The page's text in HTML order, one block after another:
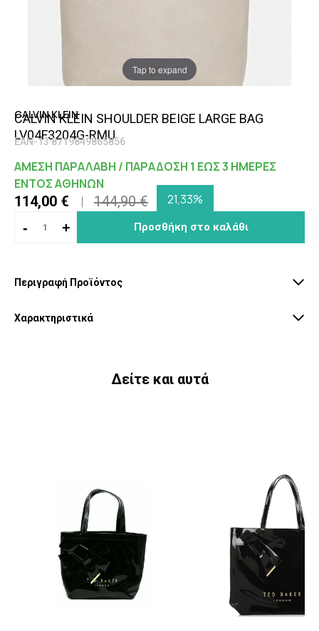
Tap to expand
CALVIN KLEIN
CALVIN KLEIN SHOULDER BEIGE LARGE BAG
LV04F3204G-RMU
EAN-13 8719849865856
ΑΜΕΣΗ ΠΑΡΑΛΑΒΗ / ΠΑΡΑΔΟΣΗ 1 ΕΩΣ 3 ΗΜΕΡΕΣ
ΕΝΤΟΣ ΑΘΗΝΩΝ
114,00 € 144,90 €
21,33%
-
+ Προσθήκη στο καλάθι
Περιγραφή Προϊόντος
Χαρακτηριστικά
Δείτε και αυτά